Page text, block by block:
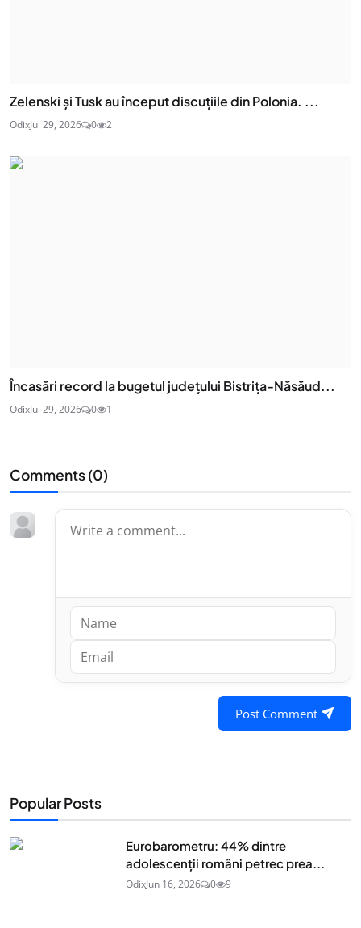
Zelenski și Tusk au început discuțiile din Polonia. ...
OdixJul 29, 2026 0 2
Încasări record la bugetul județului Bistrița-Năsăud...
OdixJul 29, 2026 0 1
Comments (0)
Post Comment
Popular Posts
Eurobarometru: 44% dintre
adolescenţii români petrec prea...
OdixJun 16, 2026 0 9